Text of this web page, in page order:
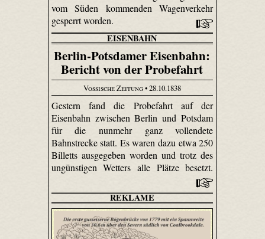
vom Süden kommenden Wagenverkehr
gesperrt worden.
EISENBAHN
Berlin-Potsdamer Eisenbahn:
Bericht von der Probefahrt
Vossische Zeitung• 28.10.1838
Gestern fand die Probefahrt auf der
Eisenbahn zwischen Berlin und Potsdam
für die nunmehr ganz vollendete
Bahnstrecke statt. Es waren dazu etwa 250
Billetts ausgegeben worden und trotz des
ungünstigen Wetters alle Plätze besetzt.
REKLAME